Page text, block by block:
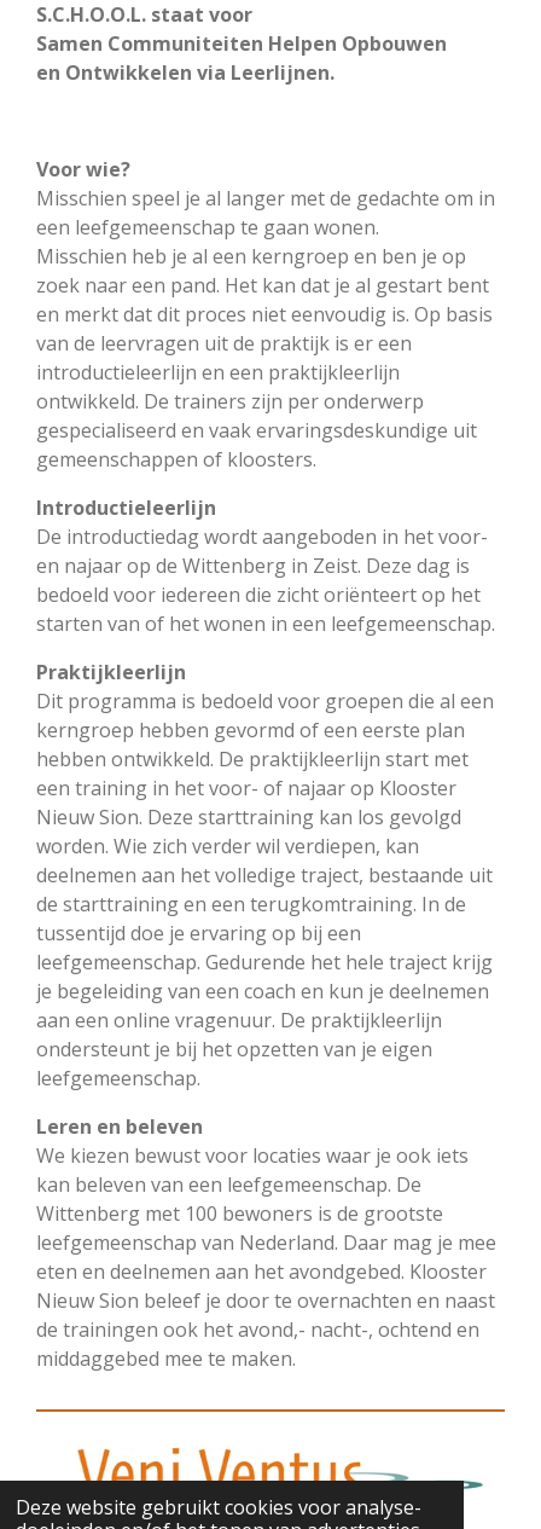
Deze website gebruikt cookies voor analyse-
S.C.H.O.O.L. staat voor
Samen Communiteiten Helpen Opbouwen
en Ontwikkelen via Leerlijnen.
Voor wie?
Misschien speel je al langer met de gedachte om in
een leefgemeenschap te gaan wonen.
Misschien heb je al een kerngroep en ben je op
zoek naar een pand. Het kan dat je al gestart bent
en merkt dat dit proces niet eenvoudig is. Op basis
van de leervragen uit de praktijk is er een
introductieleerlijn en een praktijkleerlijn
ontwikkeld. De trainers zijn per onderwerp
gespecialiseerd en vaak ervaringsdeskundige uit
gemeenschappen of kloosters.
Introductieleerlijn
De introductiedag wordt aangeboden in het voor-
en najaar op de Wittenberg in Zeist. Deze dag is
bedoeld voor iedereen die zicht oriënteert op het
starten van of het wonen in een leefgemeenschap.
Praktijkleerlijn
Dit programma is bedoeld voor groepen die al een
kerngroep hebben gevormd of een eerste plan
hebben ontwikkeld. De praktijkleerlijn start met
een training in het voor- of najaar op Klooster
Nieuw Sion. Deze starttraining kan los gevolgd
worden. Wie zich verder wil verdiepen, kan
deelnemen aan het volledige traject, bestaande uit
de starttraining en een terugkomtraining. In de
tussentijd doe je ervaring op bij een
leefgemeenschap. Gedurende het hele traject krijg
je begeleiding van een coach en kun je deelnemen
aan een online vragenuur. De praktijkleerlijn
ondersteunt je bij het opzetten van je eigen
leefgemeenschap.
Leren en beleven
We kiezen bewust voor locaties waar je ook iets
kan beleven van een leefgemeenschap. De
Wittenberg met 100 bewoners is de grootste
leefgemeenschap van Nederland. Daar mag je mee
eten en deelnemen aan het avondgebed. Klooster
Nieuw Sion beleef je door te overnachten en naast
de trainingen ook het avond,- nacht-, ochtend en
middaggebed mee te maken.